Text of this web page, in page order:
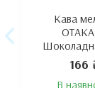
Кава
166
В